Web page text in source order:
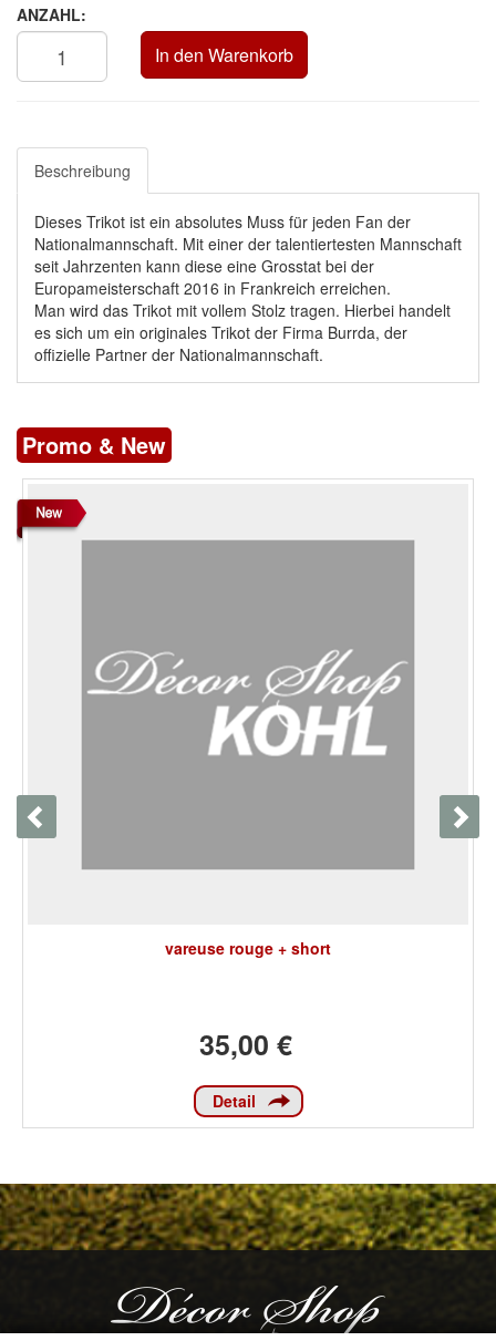
ANZAHL:
In den Warenkorb
Beschreibung
Dieses Trikot ist ein absolutes Muss für jeden Fan der
Nationalmannschaft. Mit einer der talentiertesten Mannschaft
seit Jahrzenten kann diese eine Grosstat bei der
Europameisterschaft 2016 in Frankreich erreichen.
Man wird das Trikot mit vollem Stolz tragen. Hierbei handelt
es sich um ein originales Trikot der Firma Burrda, der
offizielle Partner der Nationalmannschaft.
Promo & New
vareuse rouge + short
35,00 €
Detail